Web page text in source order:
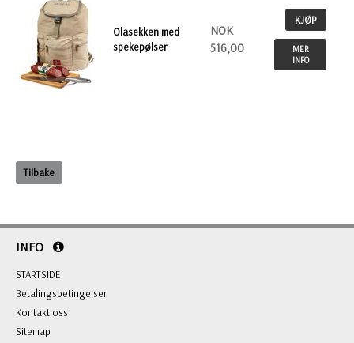
Olasekken med
spekepølser
NOK
516,00
KJØP
MER
INFO
Tilbake
INFO
STARTSIDE
Betalingsbetingelser
Kontakt oss
Sitemap